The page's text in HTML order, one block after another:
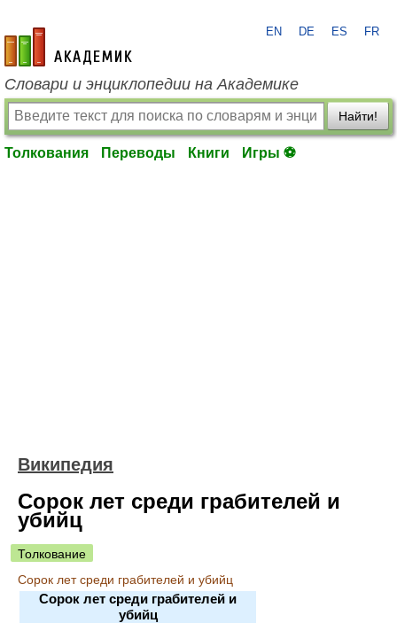
academic.ru
EN DE ES FR
Словари и энциклопедии на Академике
Найти!
Толкования Переводы Книги Игры ⚽
Википедия
Сорок лет среди грабителей и
убийц
Толкование
Сорок лет среди грабителей и убийц
Сорок лет среди грабителей и
убийц